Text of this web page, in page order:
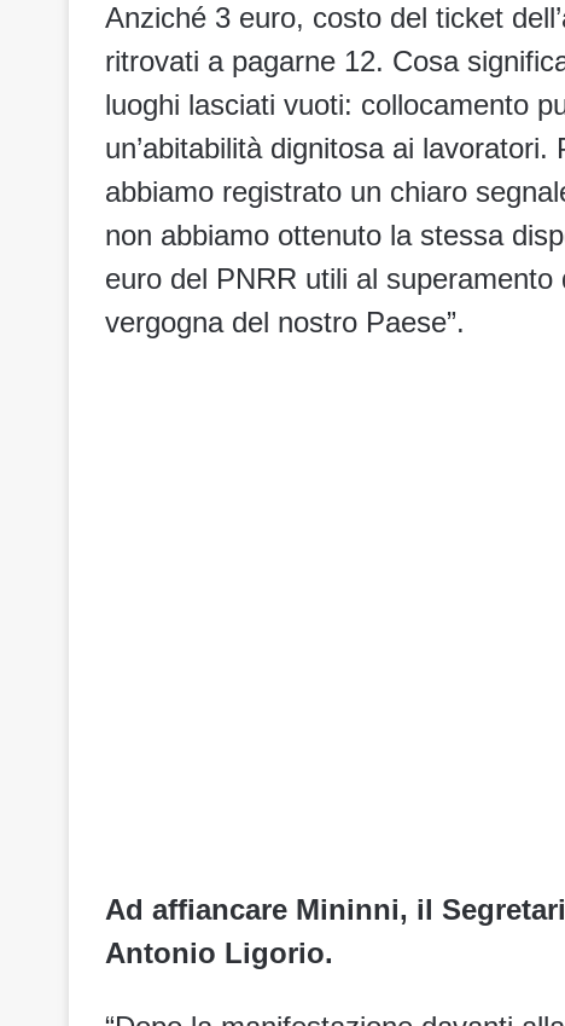
Anziché 3 euro, costo del ticket
ritrovati a pagarne 12. Cosa
luoghi lasciati vuoti: collocamento
un’abitabilità dignitosa ai
abbiamo registrato un chiaro
non abbiamo ottenuto la stessa
euro del PNRR utili al
vergogna del nostro Paese”.
Ad affiancare Mininni, il
Antonio Ligorio.